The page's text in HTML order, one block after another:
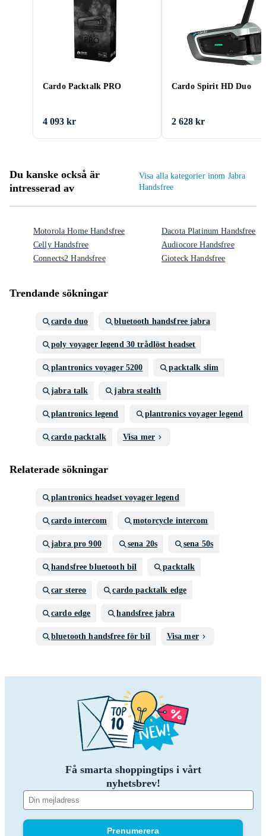
Cardo Packtalk PRO
4 093 kr
Cardo Spirit HD Duo
2 628 kr
Du kanske också är
intresserad av
Visa alla kategorier inom Jabra
Handsfree
Motorola Home Handsfree
Celly Handsfree
Connects2 Handsfree
Dacota Platinum Handsfree
Audiocore Handsfree
Gioteck Handsfree
Trendande sökningar
cardo duo bluetooth handsfree jabra
poly voyager legend 30 trådlöst headset
plantronics voyager 5200 packtalk slim
jabra talk jabra stealth
plantronics legend plantronics voyager legend
cardo packtalk Visa mer
Relaterade sökningar
plantronics headset voyager legend
cardo intercom motorcycle intercom
jabra pro 900 sena 20s sena 50s
handsfree bluetooth bil packtalk
car stereo cardo packtalk edge
cardo edge handsfree jabra
bluetooth handsfree för bil Visa mer
Få smarta shoppingtips i vårt
nyhetsbrev!
Prenumerera